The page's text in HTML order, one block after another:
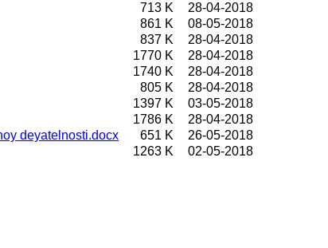
713 K
28-04-2018
861 K
08-05-2018
837 K
28-04-2018
1770 K
28-04-2018
1740 K
28-04-2018
805 K
28-04-2018
1397 K
03-05-2018
1786 K
28-04-2018
deyatelnosti.docx
651 K
26-05-2018
1263 K 02-05-2018